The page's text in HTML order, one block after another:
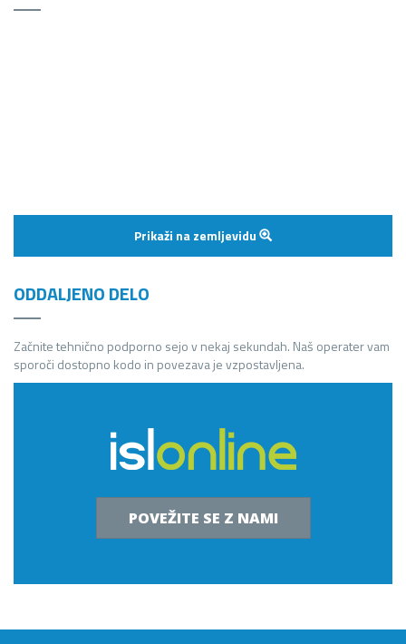
Prikaži na zemljevidu
ODDALJENO DELO
Začnite tehnično podporno sejo v nekaj sekundah. Naš operater vam
sporoči dostopno kodo in povezava je vzpostavljena.
POVEŽITE SE Z NAMI